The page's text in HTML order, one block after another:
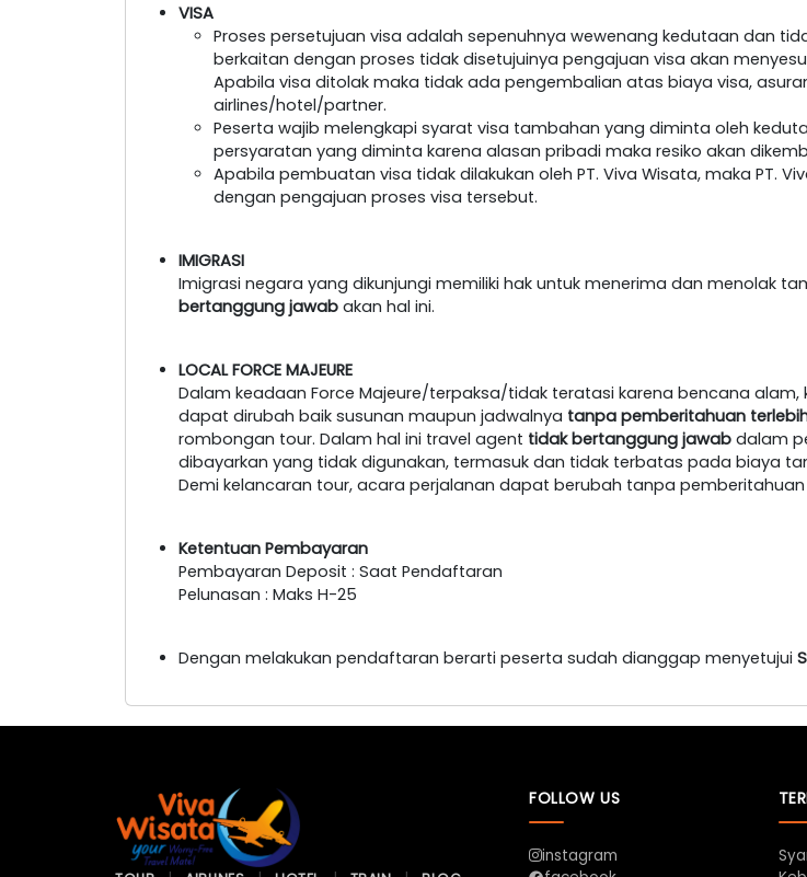
VISA
Proses persetujuan visa adalah sepenuhnya wewenang kedutaan dan
berkaitan dengan proses tidak disetujuinya pengajuan visa akan
Apabila visa ditolak maka tidak ada pengembalian atas biaya visa,
airlines/hotel/partner.
Peserta wajib melengkapi syarat visa tambahan yang diminta oleh
persyaratan yang diminta karena alasan pribadi maka resiko akan
Apabila pembuatan visa tidak dilakukan oleh PT. Viva Wisata, maka PT.
dengan pengajuan proses visa tersebut.
IMIGRASI
Imigrasi negara yang dikunjungi memiliki hak untuk menerima dan menolak
bertanggung jawab akan hal ini.
LOCAL FORCE MAJEURE
Dalam keadaan Force Majeure/terpaksa/tidak teratasi karena bencana
dapat dirubah baik susunan maupun jadwalnya tanpa pemberitahuan
rombongan tour. Dalam hal ini travel agent tidak bertanggung jawab dalam
dibayarkan yang tidak digunakan, termasuk dan tidak terbatas pada biaya
Demi kelancaran tour, acara perjalanan dapat berubah tanpa pemberitahuan
Ketentuan Pembayaran
Pembayaran Deposit : Saat Pendaftaran
Pelunasan : Maks H-25
Dengan melakukan pendaftaran berarti peserta sudah dianggap menyetujui
FOLLOW US
instagram